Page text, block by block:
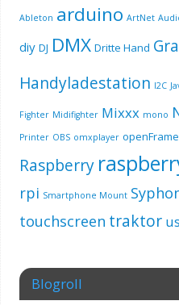
Ableton arduino ArtNet
diy DJ DMX Dritte Hand
Handyladestation I2C
Fighter Midifighter Mixxx mono
Printer OBS omxplayer
Raspberry
rpi Smartphone Mount
touchscreen traktor
Blogroll